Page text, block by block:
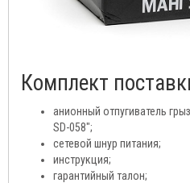
Комплект
анионный отпугиватель
SD-058";
сетевой шнур питания;
инструкция;
гарантийный талон;